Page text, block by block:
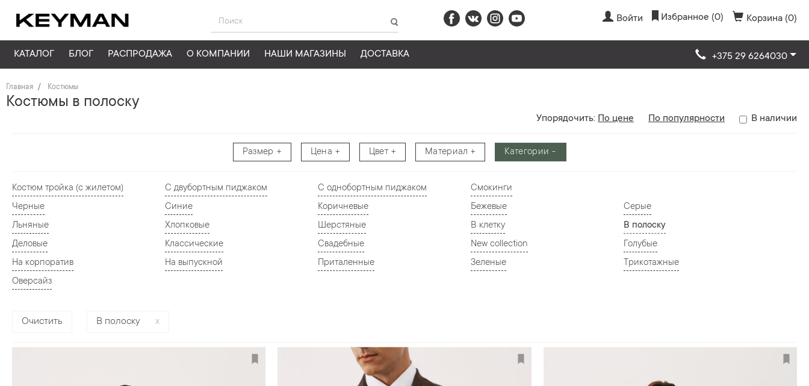
Войти Избранное (0) Корзина (0)
КАТАЛОГ О КОМПАНИИ НАШИ МАГАЗИНЫ ДОСТАВКА
РАСПРОДАЖА
БЛОГ +375 29 6264030
Главная Костюмы
Костюмы в полоску
Упорядочить: По цене По популярности В наличии
Размер Цена Цвет Материал Категории
Костюм тройка (с жилетом) С двубортным пиджаком С однобортным пиджаком
Смокинги
Черные
Синие Коричневые Бежевые
Серые
Льняные
Хлопковые Шерстяные В клетку
В полоску
Деловые
Классические Свадебные New collection
Голубые
На корпоратив
На выпускной Приталенные Зеленые
Трикотажные
Оверсайз
Очистить В полоску